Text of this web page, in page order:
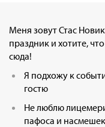
Меня зовут Стас
праздник и хотите,
сюда!
Я подхожу к
гостю
Не люблю
пафоса и